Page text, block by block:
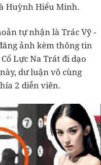
Huỳnh Hiểu Minh.
tự nhận là Trác Vỹ -
ảnh kèm thông tin
Lực Na Trát đi dạo
dư luận vô cùng
2 diễn viên.